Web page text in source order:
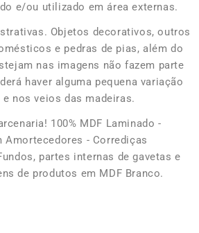
e/ou utilizado em área externas.
Objetos decorativos, outros
e pedras de pias, além do
nas imagens não fazem parte
haver alguma pequena variação
nos veios das madeiras.
100% MDF Laminado -
Amortecedores - Corrediças
partes internas de gavetas e
de produtos em MDF Branco.